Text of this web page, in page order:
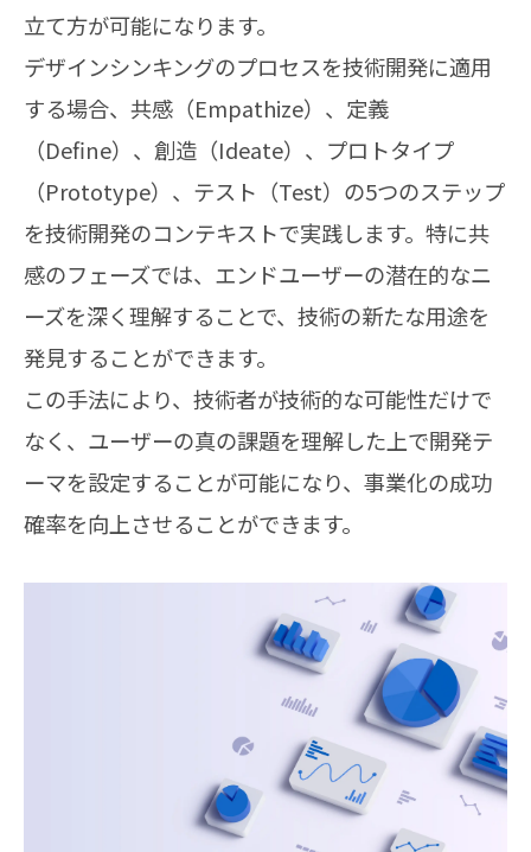
立て方が可能になります。
デザインシンキングのプロセスを技術開発に適用
する場合、共感（Empathize）、定義
（Define）、創造（Ideate）、プロトタイプ
（Prototype）、テスト（Test）の5つのステップ
を技術開発のコンテキストで実践します。特に共
感のフェーズでは、エンドユーザーの潜在的なニ
ーズを深く理解することで、技術の新たな用途を
発見することができます。
この手法により、技術者が技術的な可能性だけで
なく、ユーザーの真の課題を理解した上で開発テ
ーマを設定することが可能になり、事業化の成功
確率を向上させることができます。